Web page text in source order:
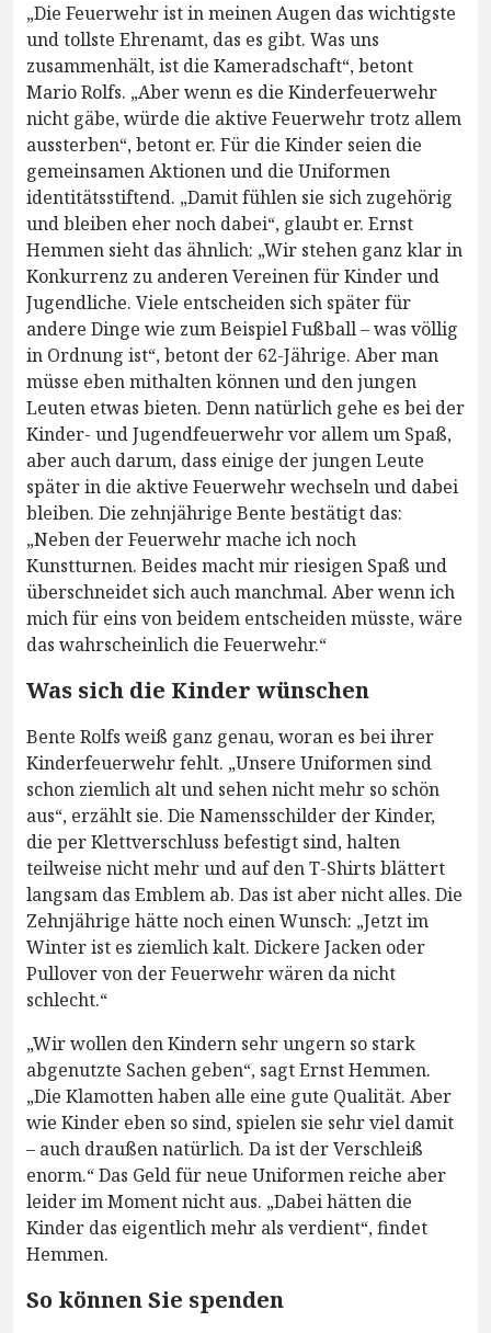
„Die Feuerwehr ist in meinen Augen das wichtigste
und tollste Ehrenamt, das es gibt. Was uns
zusammenhält, ist die Kameradschaft“, betont
Mario Rolfs. „Aber wenn es die Kinderfeuerwehr
nicht gäbe, würde die aktive Feuerwehr trotz allem
aussterben“, betont er. Für die Kinder seien die
gemeinsamen Aktionen und die Uniformen
identitätsstiftend. „Damit fühlen sie sich zugehörig
und bleiben eher noch dabei“, glaubt er. Ernst
Hemmen sieht das ähnlich: „Wir stehen ganz klar in
Konkurrenz zu anderen Vereinen für Kinder und
Jugendliche. Viele entscheiden sich später für
andere Dinge wie zum Beispiel Fußball – was völlig
in Ordnung ist“, betont der 62-Jährige. Aber man
müsse eben mithalten können und den jungen
Leuten etwas bieten. Denn natürlich gehe es bei der
Kinder- und Jugendfeuerwehr vor allem um Spaß,
aber auch darum, dass einige der jungen Leute
später in die aktive Feuerwehr wechseln und dabei
bleiben. Die zehnjährige Bente bestätigt das:
„Neben der Feuerwehr mache ich noch
Kunstturnen. Beides macht mir riesigen Spaß und
überschneidet sich auch manchmal. Aber wenn ich
mich für eins von beidem entscheiden müsste, wäre
das wahrscheinlich die Feuerwehr.“
Was sich die Kinder wünschen
Bente Rolfs weiß ganz genau, woran es bei ihrer
Kinderfeuerwehr fehlt. „Unsere Uniformen sind
schon ziemlich alt und sehen nicht mehr so schön
aus“, erzählt sie. Die Namensschilder der Kinder,
die per Klettverschluss befestigt sind, halten
teilweise nicht mehr und auf den T-Shirts blättert
langsam das Emblem ab. Das ist aber nicht alles. Die
Zehnjährige hätte noch einen Wunsch: „Jetzt im
Winter ist es ziemlich kalt. Dickere Jacken oder
Pullover von der Feuerwehr wären da nicht
schlecht.“
„Wir wollen den Kindern sehr ungern so stark
abgenutzte Sachen geben“, sagt Ernst Hemmen.
„Die Klamotten haben alle eine gute Qualität. Aber
wie Kinder eben so sind, spielen sie sehr viel damit
– auch draußen natürlich. Da ist der Verschleiß
enorm.“ Das Geld für neue Uniformen reiche aber
leider im Moment nicht aus. „Dabei hätten die
Kinder das eigentlich mehr als verdient“, findet
Hemmen.
So können Sie spenden